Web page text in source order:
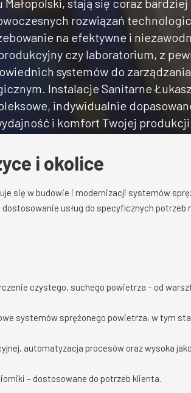
stają się coraz
rozwiązań
na efektywne i
czy laboratorium, z
systemów do
Instalacje Sanitarne
indywidualnie
i komfort Twojej
i okolice
się w budowie i modernizacji systemów
usług do specyficznych potrzeb
czystego, suchego powietrza – od
systemów sprężonego powietrza, w tym
automatyzacja procesów oraz wysoka
– dostosowane do potrzeb klienta.